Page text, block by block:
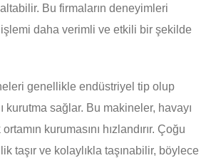
Bu firmaların deneyimleri
daha verimli ve etkili bir şekilde
genellikle endüstriyel tip olup
kurutma sağlar. Bu makineler, havayı
kurumasını hızlandırır. Çoğu
taşır ve kolaylıkla taşınabilir, böylece